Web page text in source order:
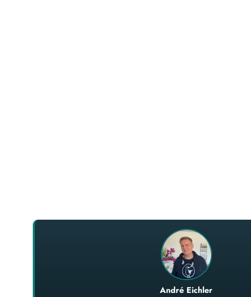
André Eichler